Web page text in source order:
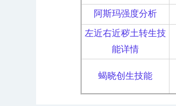
阿斯玛强度分析
左近右近秽土转生技
能详情
蝎晓创生技能